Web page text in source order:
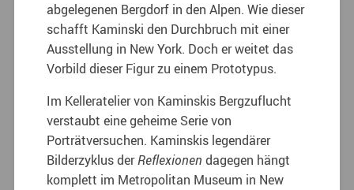
abgelegenen Bergdorf in den Alpen. Wie dieser
schafft Kaminski den Durchbruch mit einer
Ausstellung in New York. Doch er weitet das
Vorbild dieser Figur zu einem Prototypus.
Im Kelleratelier von Kaminskis Bergzuflucht
verstaubt eine geheime Serie von
Porträtversuchen. Kaminskis legendärer
Bilderzyklus derReflexionen dagegen hängt
komplett im Metropolitan Museum in New